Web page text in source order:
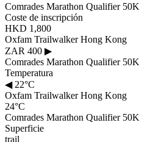
Comrades Marathon Qualifier 50K
Coste de inscripción
HKD 1,800
Oxfam Trailwalker Hong Kong
ZAR 400 ▶
Comrades Marathon Qualifier 50K
Temperatura
◀22°C
Oxfam Trailwalker Hong Kong
24°C
Comrades Marathon Qualifier 50K
Superficie
trail